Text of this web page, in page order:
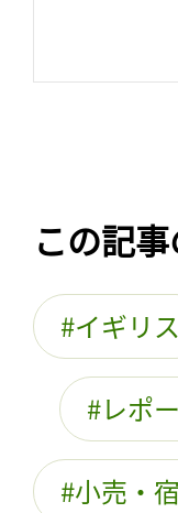
この記
イギリス
レポ
小売・